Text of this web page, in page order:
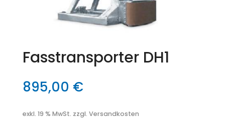
Fasstransporter DH1
895,00 €
exkl. 19 % MwSt. zzgl. Versandkosten